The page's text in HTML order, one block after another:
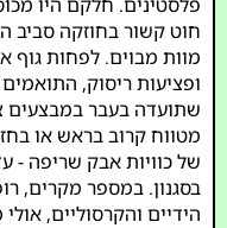
חוט קשור בחוזקה סביב
מוות מבוים. לפחות גוף
ופציעות ריסוק,
שתועדה בעבר במבצעים
מטווח קרוב בראש או
של כוויות אבק שריפה -
בסגנון. במספר מקרים,
הידיים והקרסוליים,